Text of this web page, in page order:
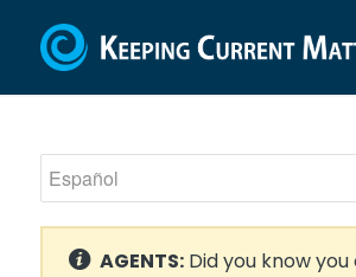
AGENTS:Did you know you